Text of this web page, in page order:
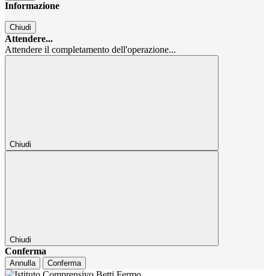
Informazione
Chiudi
Attendere...
Attendere il completamento dell'operazione...
Chiudi
Chiudi
Conferma
Annulla Conferma